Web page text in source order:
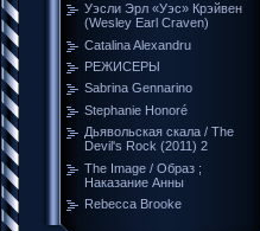
Уэсли Эрл «Уэс» Крэйвен
(Wesley Earl Craven)
Catalina Alexandru
РЕЖИСЕРЫ
Sabrina Gennarino
Stephanie Honoré
Дьявольская скала / The
Devil's Rock (2011) 2
The Image / Образ ;
Наказание Анны
Rebecca Brooke